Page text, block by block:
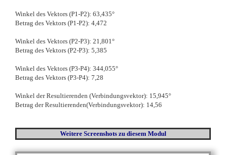
Winkel des Vektors (P1-P2): 63,435°
Betrag des Vektors (P1-P2): 4,472
Winkel des Vektors (P2-P3): 21,801°
Betrag des Vektors (P2-P3): 5,385
Winkel des Vektors (P3-P4): 344,055°
Betrag des Vektors (P3-P4): 7,28
Winkel der Resultierenden (Verbindungsvektor): 15,945°
Betrag der Resultierenden(Verbindungsvektor): 14,56
Weitere Screenshots zu diesem Modul